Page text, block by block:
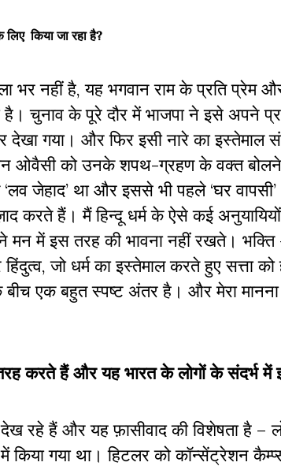
लिए किया जा रहा है?
भर नहीं है, यह भगवान राम के प्रति प्रेम
चुनाव के पूरे दौर में भाजपा ने इसे अपने
देखा गया। और फिर इसी नारे का
ओवैसी को उनके शपथ-ग्रहण के वक्त
जेहाद’ था और इससे भी पहले ‘घर
हैं। मैं हिन्दू धर्म के ऐसे कई अनुयायियों
में इस तरह की भावना नहीं रखते। भक्ति
जो धर्म का इस्तेमाल करते हुए सत्ता
एक बहुत स्पष्ट अंतर है। और मेरा
करते हैं और यह भारत के लोगों के संदर्भ में
रहे हैं और यह फ़ासीवाद की विशेषता है –
में किया गया था। हिटलर को कॉन्सेंट्रेशन